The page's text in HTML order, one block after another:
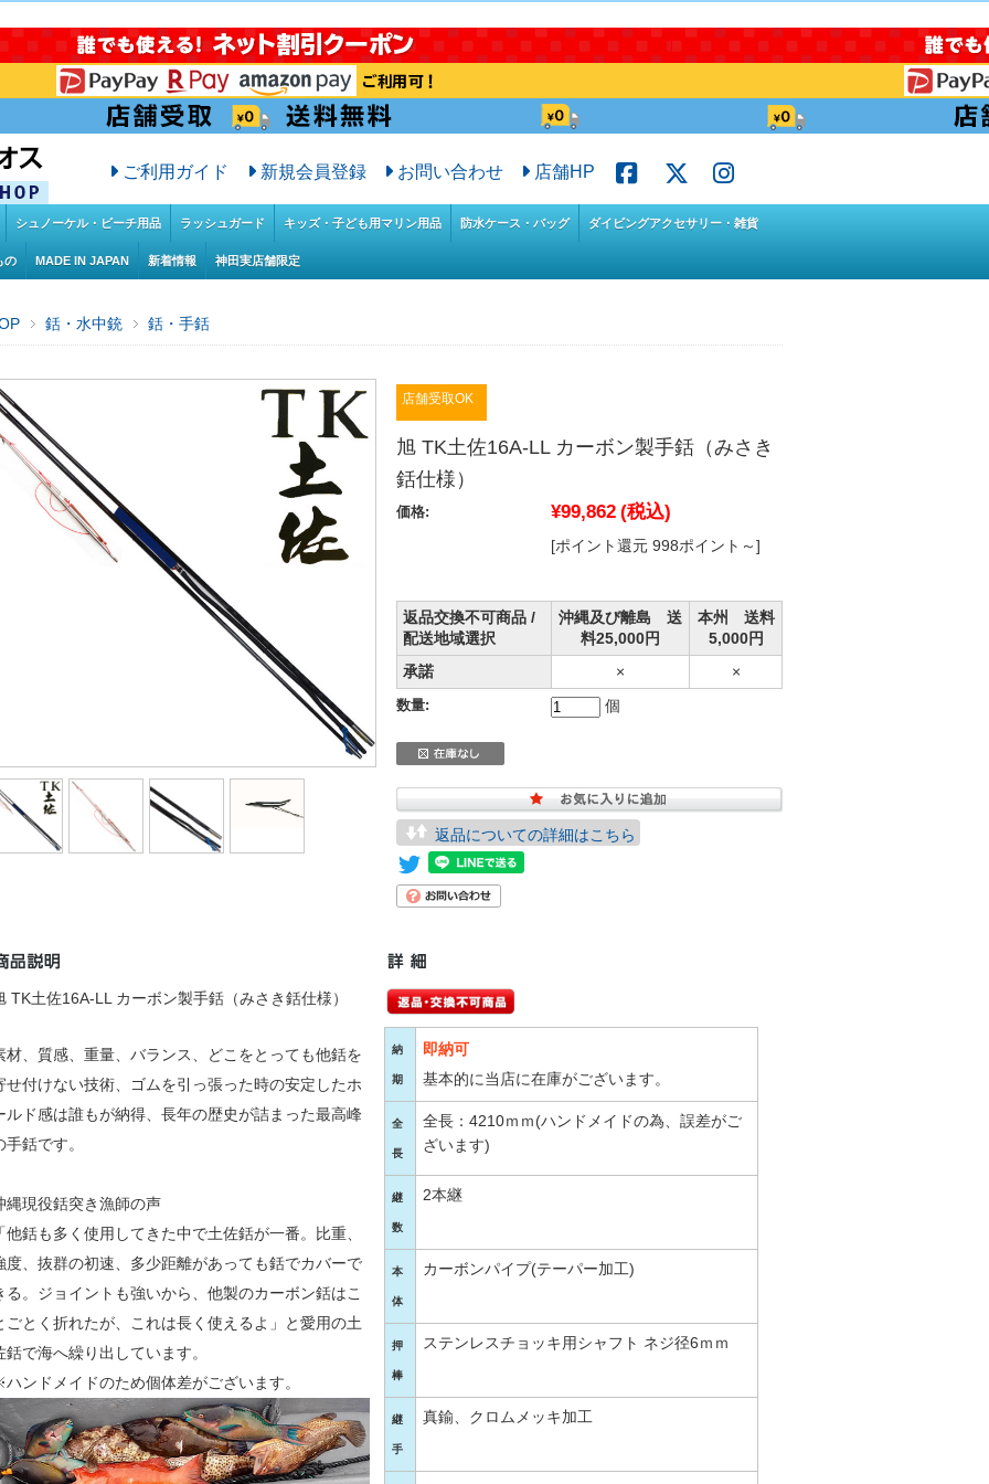
ご利用ガイド 新規会員登録 お問い合わせ 店舗HP
シュノーケル・ビーチ用品 ラッシュガード キッズ・子ども用マリン用品 防水ケース・バッグ ダイビングアクセサリー・雑貨
の MADE IN JAPAN 新着情報 神田実店舗限定
銛・水中銃 銛・手銛
店舗受取OK
旭 TK土佐16A-LL カーボン製手銛（みさき
銛仕様）
価格: ¥99,862 (税込)
[ポイント還元 998ポイント～]
返品交換不可商品 /
配送地域選択
沖縄及び離島 送
料25,000円
本州 送料
5,000円
承諾
× ×
数量: 個
返品についての詳細はこちら
TK土佐16A-LL カーボン製手銛 （みさき銛仕様）
材、質感、重量、バランス、どこをとっても他銛を
せ付けない技術、ゴムを引っ張った時の安定したホ
ルド感は誰もが納得、長年の歴史が詰まった最高峰
手銛です。
縄現役銛突き漁師の声
他銛も多く使用してきた中で土佐銛が一番。比重、
度、抜群の初速、多少距離があっても銛でカバーで
る。ジョイントも強いから、他製のカーボン銛はこ
ごとく折れたが、これは長く使えるよ」と愛用の土
銛で海へ繰り出しています。
ンドメイドのため個体差がございます。
納
期
即納可
基本的に当店に在庫がございます。
全
長
全長：4210ｍｍ(ハンドメイドの為、誤差がご
ざいます)
継
数
2本継
本
体
カーボンパイプ(テーパー加工)
押
棒
ステンレスチョッキ用シャフト ネジ径6ｍｍ
継
手
真鍮、クロムメッキ加工